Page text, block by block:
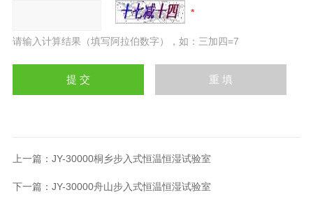
请输入计算结果（填写阿拉伯数字），如：三加四=7
上一篇： JY-30000桐乡步入式恒温恒湿试验室
下一篇： JY-30000舟山步入式恒温恒湿试验室